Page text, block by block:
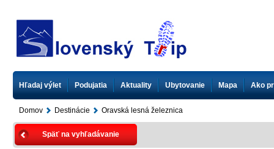
Hľadaj výlet Podujatia Aktuality Ubytovanie Mapa Ako
Domov Destinácie Oravská lesná železnica
Späť na vyhľadávanie